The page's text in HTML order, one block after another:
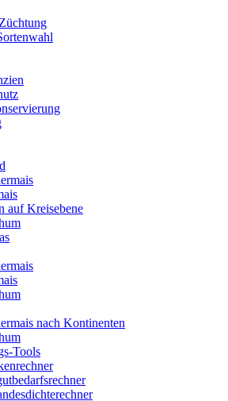
auf Kreisebene
nach Kontinenten
Tools